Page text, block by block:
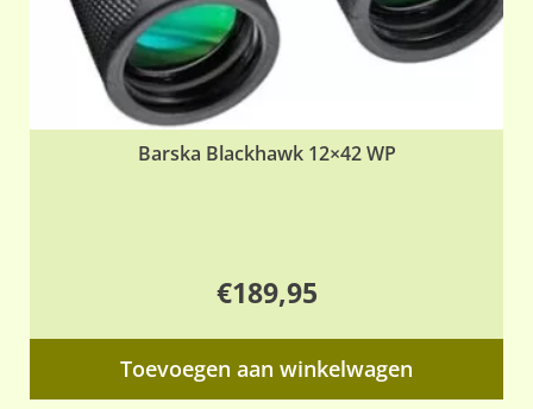
Barska Blackhawk 12×42 WP
€189,95
Toevoegen aan winkelwagen